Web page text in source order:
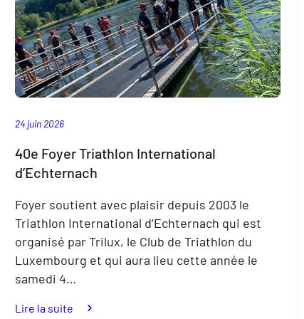
24 juin 2026
40e Foyer Triathlon International
d’Echternach
Foyer soutient avec plaisir depuis 2003 le
Triathlon International d’Echternach qui est
organisé par Trilux, le Club de Triathlon du
Luxembourg et qui aura lieu cette année le
samedi 4…
Lire la suite